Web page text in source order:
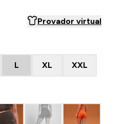
Provador virtual
L XL XXL